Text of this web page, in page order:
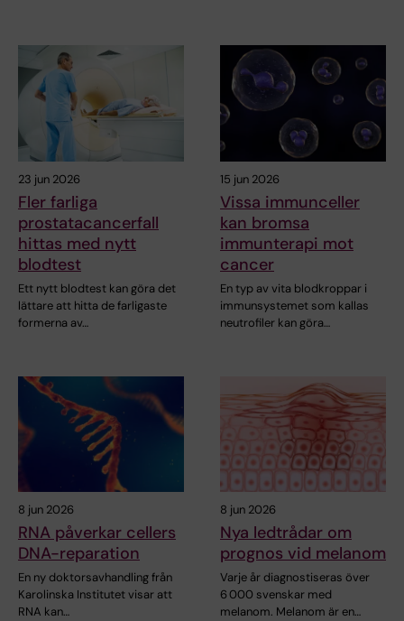
23 jun 2026
Fler farliga
prostatacancerfall
hittas med nytt
blodtest
Ett nytt blodtest kan göra det
lättare att hitta de farligaste
formerna av…
15 jun 2026
Vissa immunceller
kan bromsa
immunterapi mot
cancer
En typ av vita blodkroppar i
immunsystemet som kallas
neutrofiler kan göra…
8 jun 2026
RNA påverkar cellers
DNA-reparation
En ny doktorsavhandling från
Karolinska Institutet visar att
RNA kan…
8 jun 2026
Nya ledtrådar om
prognos vid melanom
Varje år diagnostiseras över
6 000 svenskar med
melanom. Melanom är en…